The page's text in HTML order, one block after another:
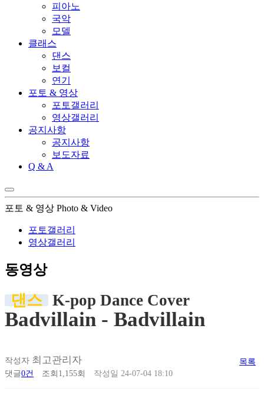
피아노
국악
모델
클래스
댄스
보컬
연기
포토 & 영상
포토갤러리
영상갤러리
공지사항
공지사항
보도자료
Q & A
포토 & 영상 Photo & Video
포토갤러리
영상갤러리
동영상
댄스 K-pop Dance Cover
Badvillain - Badvillain
작성자 최고관리자
댓글0건 조회 1,155회 작성일 24-07-04 18:10
목록